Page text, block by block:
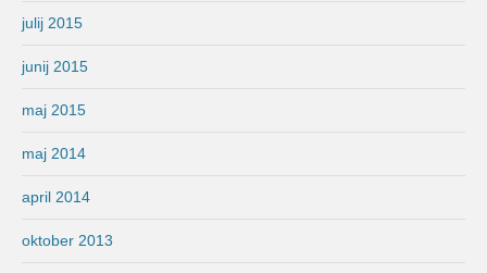
julij 2015
junij 2015
maj 2015
maj 2014
april 2014
oktober 2013